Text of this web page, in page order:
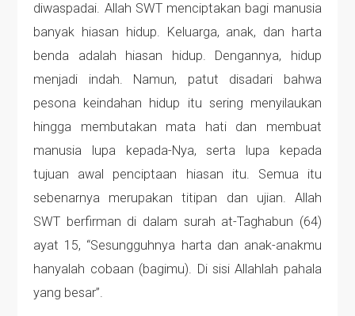
diwaspadai. Allah SWT menciptakan bagi manusia
banyak hiasan hidup. Keluarga, anak, dan harta
benda adalah hiasan hidup. Dengannya, hidup
menjadi indah. Namun, patut disadari bahwa
pesona keindahan hidup itu sering menyilaukan
hingga membutakan mata hati dan membuat
manusia lupa kepada-Nya, serta lupa kepada
tujuan awal penciptaan hiasan itu. Semua itu
sebenarnya merupakan titipan dan ujian. Allah
SWT berfirman di dalam surah at-Taghabun (64)
ayat 15, “Sesungguhnya harta dan anak-anakmu
hanyalah cobaan (bagimu). Di sisi Allahlah pahala
yang besar”.